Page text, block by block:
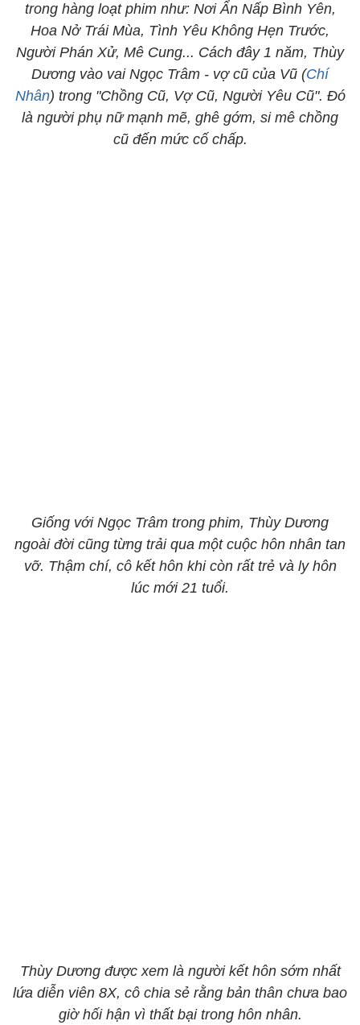
trong hàng loạt phim như: Nơi Ẩn Nấp Bình Yên,
Hoa Nở Trái Mùa, Tình Yêu Không Hẹn Trước,
Người Phán Xử, Mê Cung... Cách đây 1 năm, Thùy
Dương vào vai Ngọc Trâm - vợ cũ của Vũ (Chí
Nhân) trong "Chồng Cũ, Vợ Cũ, Người Yêu Cũ". Đó
là người phụ nữ mạnh mẽ, ghê gớm, si mê chồng
cũ đến mức cố chấp.
Giống với Ngọc Trâm trong phim, Thùy Dương
ngoài đời cũng từng trải qua một cuộc hôn nhân tan
vỡ. Thậm chí, cô kết hôn khi còn rất trẻ và ly hôn
lúc mới 21 tuổi.
Thùy Dương được xem là người kết hôn sớm nhất
lứa diễn viên 8X, cô chia sẻ rằng bản thân chưa bao
giờ hối hận vì thất bại trong hôn nhân.